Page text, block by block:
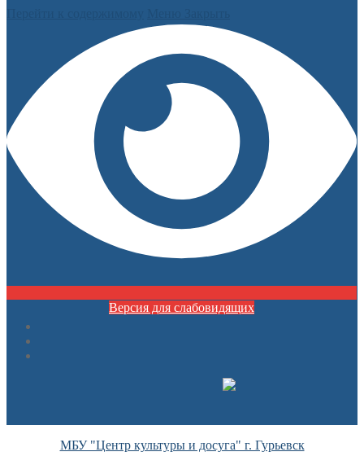
Версия для слабовидящих
МБУ "Центр культуры и досуга" г. Гурьевск